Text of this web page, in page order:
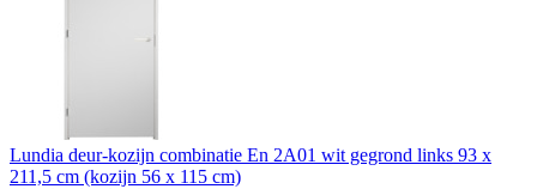
Lundia deur-kozijn combinatie En 2A01 wit gegrond links 93 x
211,5 cm (kozijn 56 x 115 cm)